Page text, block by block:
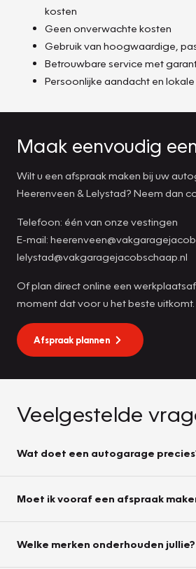
kosten
Geen onverwachte kosten
Gebruik van hoogwaardige,
Betrouwbare service met
Persoonlijke aandacht en
Maak eenvoudig
Wilt u een afspraak maken bij uw
Heerenveen & Lelystad? Neem dan
Telefoon: één van onze vestingen
E-mail:
lelystad@vakgaragejacobschaap.nl
Of plan direct online een
moment dat voor u het beste uitkomt.
Afspraak plannen
Veelgestelde
Wat doet een autogarage
Moet ik vooraf een afspraak
Welke merken onderhouden jullie?